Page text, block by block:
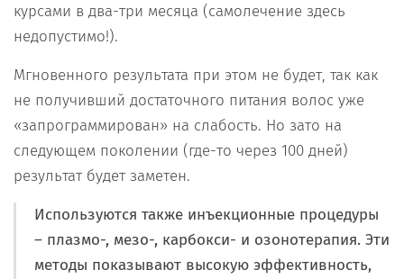
курсами в два-три месяца (самолечение здесь
недопустимо!).
Мгновенного результата при этом не будет, так как
не получивший достаточного питания волос уже
«запрограммирован» на слабость. Но зато на
следующем поколении (где-то через 100 дней)
результат будет заметен.
Используются также инъекционные процедуры
– плазмо-, мезо-, карбокси- и озонотерапия. Эти
методы показывают высокую эффективность,